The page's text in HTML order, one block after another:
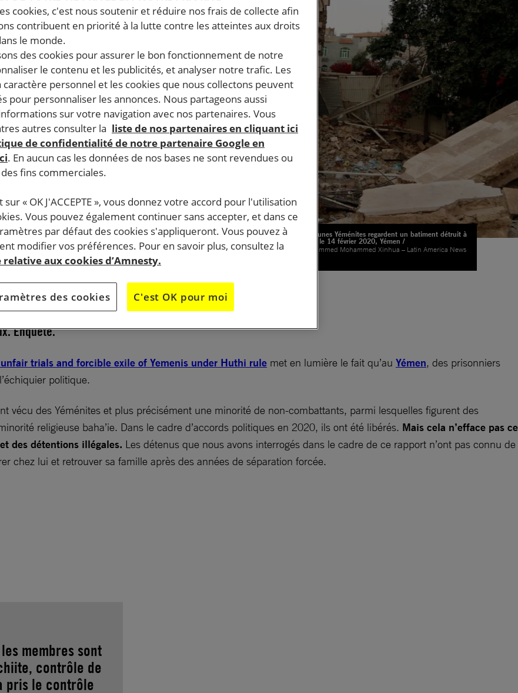
Trois jeunes Yéménites regardent un batiment détruit à
Sanaa, le 14 février 2020, Yémen /
©Mohammed Mohammed Xinhua – Latin America News
armé des Houthis contrôle de vastes zones au
Sanaa. Détentions arbitraires, tortures,
expulsions forcées… des yéménites subissent les
Houthies. Nous nous sommes entretenus avec
Enquête.
trials and forcible exile of Yemenis under Huthi rule met en lumière le fait qu’au Yémen, des prisonniers
politique.
vécu des Yéménites et plus précisément une minorité de non-combattants, parmi lesquelles figurent des
religieuse baha’ie. Dans le cadre d’accords politiques en 2020, ils ont été libérés. Mais cela n’efface pas ce
des détentions illégales. Les détenus que nous avons interrogés dans le cadre de ce rapport n’ont pas connu de
chez lui et retrouver sa famille après des années de séparation forcée.
membres sont
contrôle de
pris le contrôle
cookies, c'est nous soutenir et réduire nos frais de collecte afin
contribuent en priorité à la lutte contre les atteintes aux droits
le monde.
des cookies pour assurer le bon fonctionnement de notre
le contenu et les publicités, et analyser notre trafic. Les
caractère personnel et les cookies que nous collectons peuvent
pour personnaliser les annonces. Nous partageons aussi
sur votre navigation avec nos partenaires. Vous
autres consulter la liste de nos partenaires en cliquant ici
de confidentialité de notre partenaire Google en
. En aucun cas les données de nos bases ne sont revendues ou
fins commerciales.
sur « OK J'ACCEPTE », vous donnez votre accord pour l'utilisation
Vous pouvez également continuer sans accepter, et dans ce
par défaut des cookies s'appliqueront. Vous pouvez à
modifier vos préférences. Pour en savoir plus, consultez la
aux cookies d’Amnesty.
des cookies C'est OK pour moi